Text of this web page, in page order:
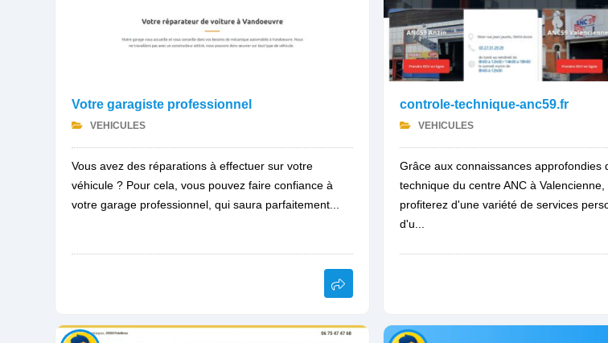
Votre garagiste professionnel
VEHICULES
Vous avez des réparations à effectuer sur votre
véhicule ? Pour cela, vous pouvez faire confiance à
votre garage professionnel, qui saura parfaitement...
controle-technique-anc59.fr
VEHICULES
Grâce aux connaissances approfondies
technique du centre ANC à Valencienne,
profiterez d'une variété de services
d'u...